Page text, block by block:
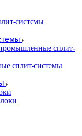
системы
сплит-
сплит-системы